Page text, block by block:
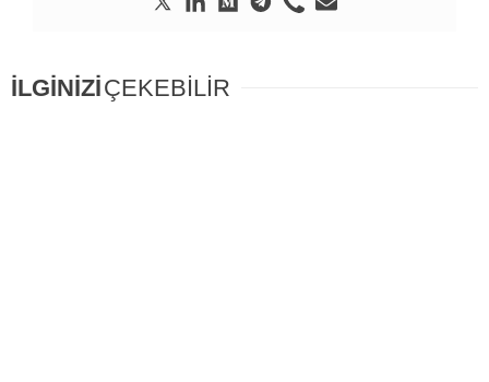
İLGİNİZİÇEKEBİLİR